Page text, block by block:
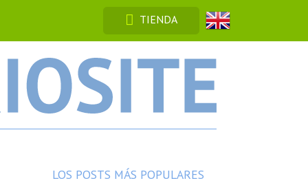
TIENDA
LOS POSTS MÁS POPULARES